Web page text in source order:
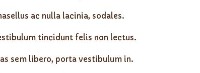
ac nulla lacinia, sodales.
tincidunt felis non lectus.
sem libero, porta vestibulum in.